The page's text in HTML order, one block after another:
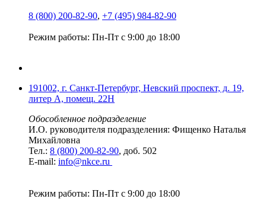
8 (800) 200-82-90, +7 (495) 984-82-90
Режим работы: Пн-Пт с 9:00 до 18:00
191002, г. Санкт-Петербург, Невский проспект, д. 19,
литер А, помещ. 22Н
Обособленное подразделение
И.О. руководителя подразделения: Фищенко Наталья
Михайловна
Тел.: 8 (800) 200-82-90, доб. 502
E-mail: info@nkce.ru
Режим работы: Пн-Пт с 9:00 до 18:00